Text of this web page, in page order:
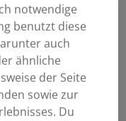
notwendige
benutzt diese
auch
ähnliche
der Seite
sowie zur
Du